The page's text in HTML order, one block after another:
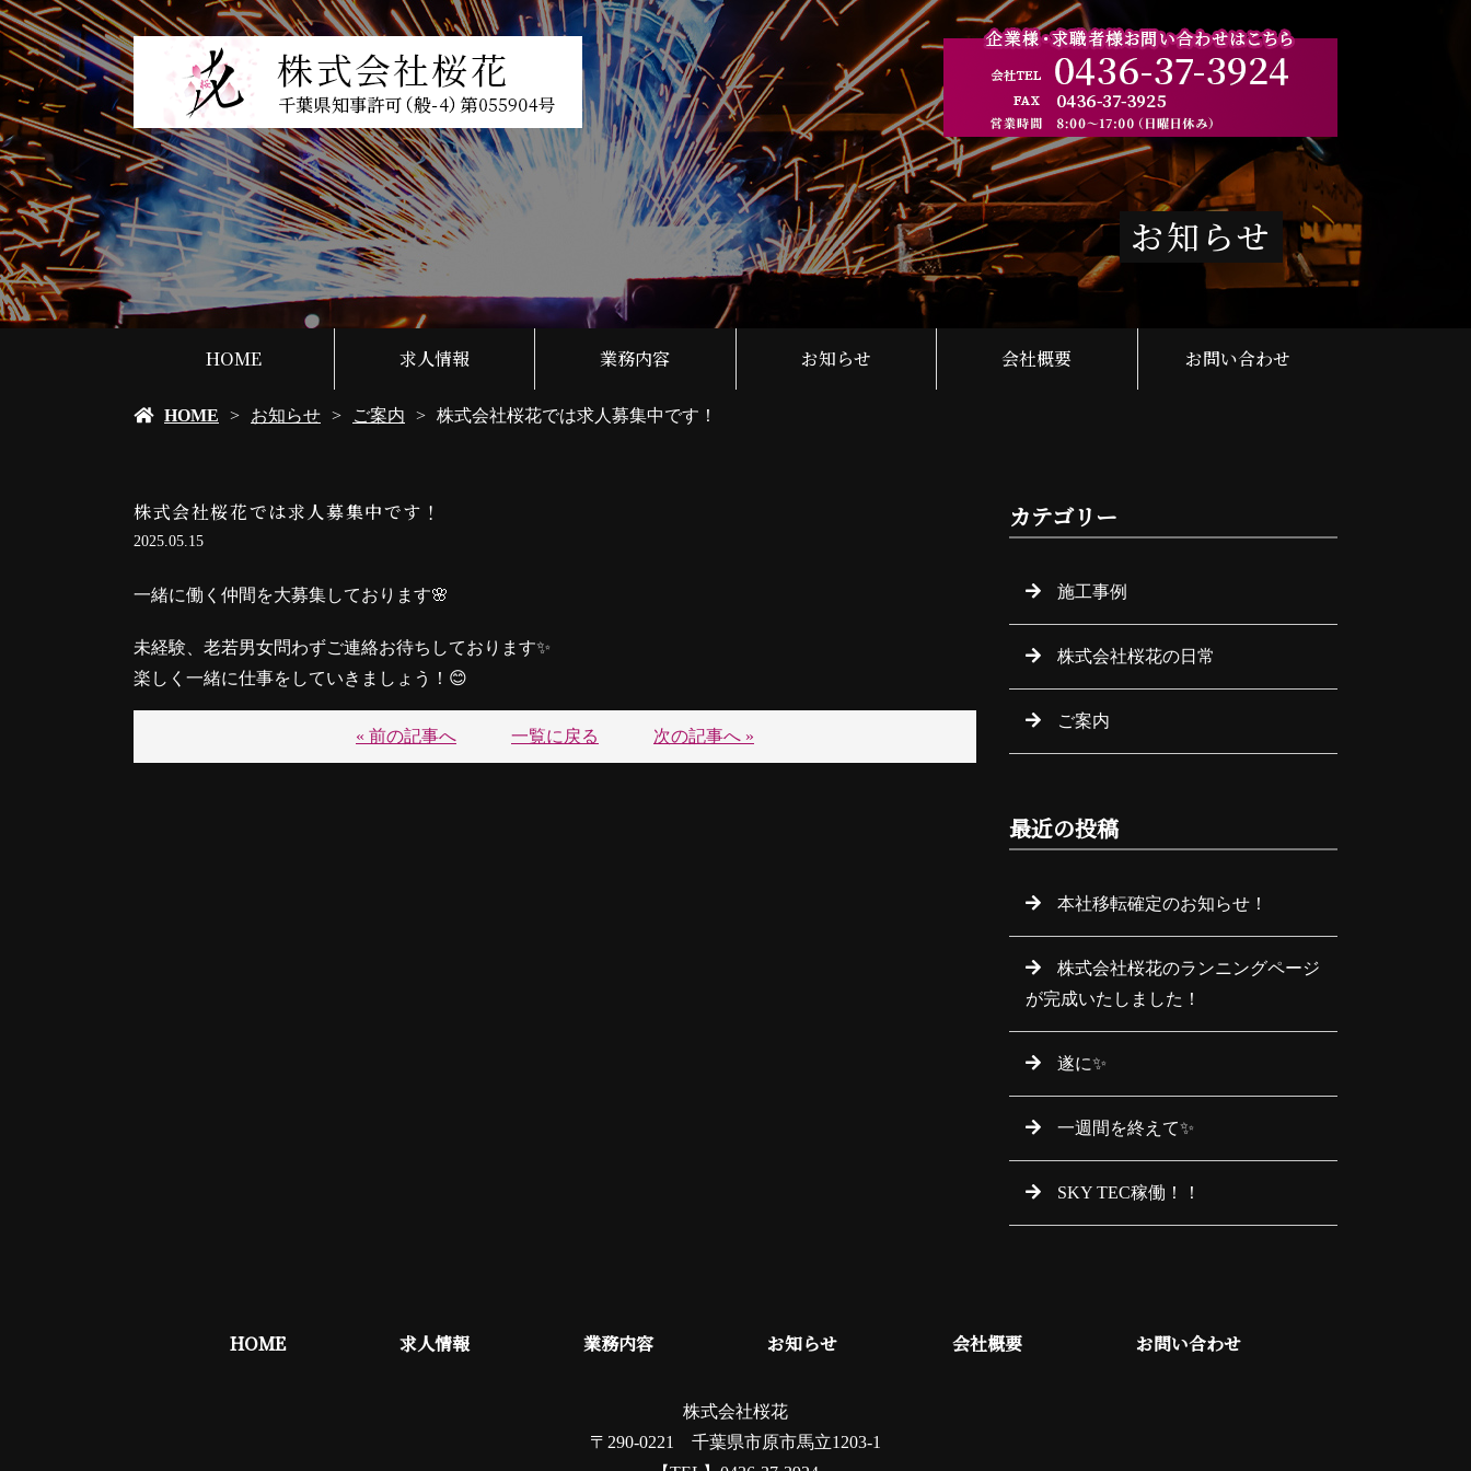
お知らせ
HOME 求人情報 業務内容 お知らせ 会社概要 お問い合わせ
HOME お知らせ ご案内 株式会社桜花では求人募集中です！
株式会社桜花では求人募集中です！
2025.05.15
一緒に働く仲間を大募集しております🌸
未経験、老若男女問わずご連絡お待ちしております✨
楽しく一緒に仕事をしていきましょう！😊
« 前の記事へ 一覧に戻る 次の記事へ »
カテゴリー
施工事例
株式会社桜花の日常
ご案内
最近の投稿
本社移転確定のお知らせ！
株式会社桜花のランニングページ
が完成いたしました！
遂に✨
一週間を終えて✨
SKY TEC稼働！！
HOME 求人情報 業務内容 お知らせ 会社概要 お問い合わせ
株式会社桜花
〒290-0221 千葉県市原市馬立1203-1